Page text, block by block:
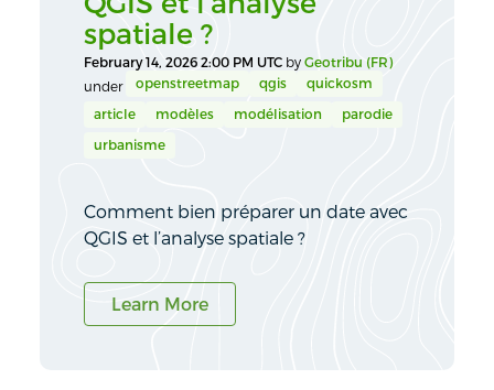
spatiale ?
February 14, 2026 2:00 PM UTC by Geotribu (FR)
under
openstreetmap qgis quickosm
article modèles modélisation parodie
urbanisme
Comment bien préparer un date avec
QGIS et l’analyse spatiale ?
Learn More